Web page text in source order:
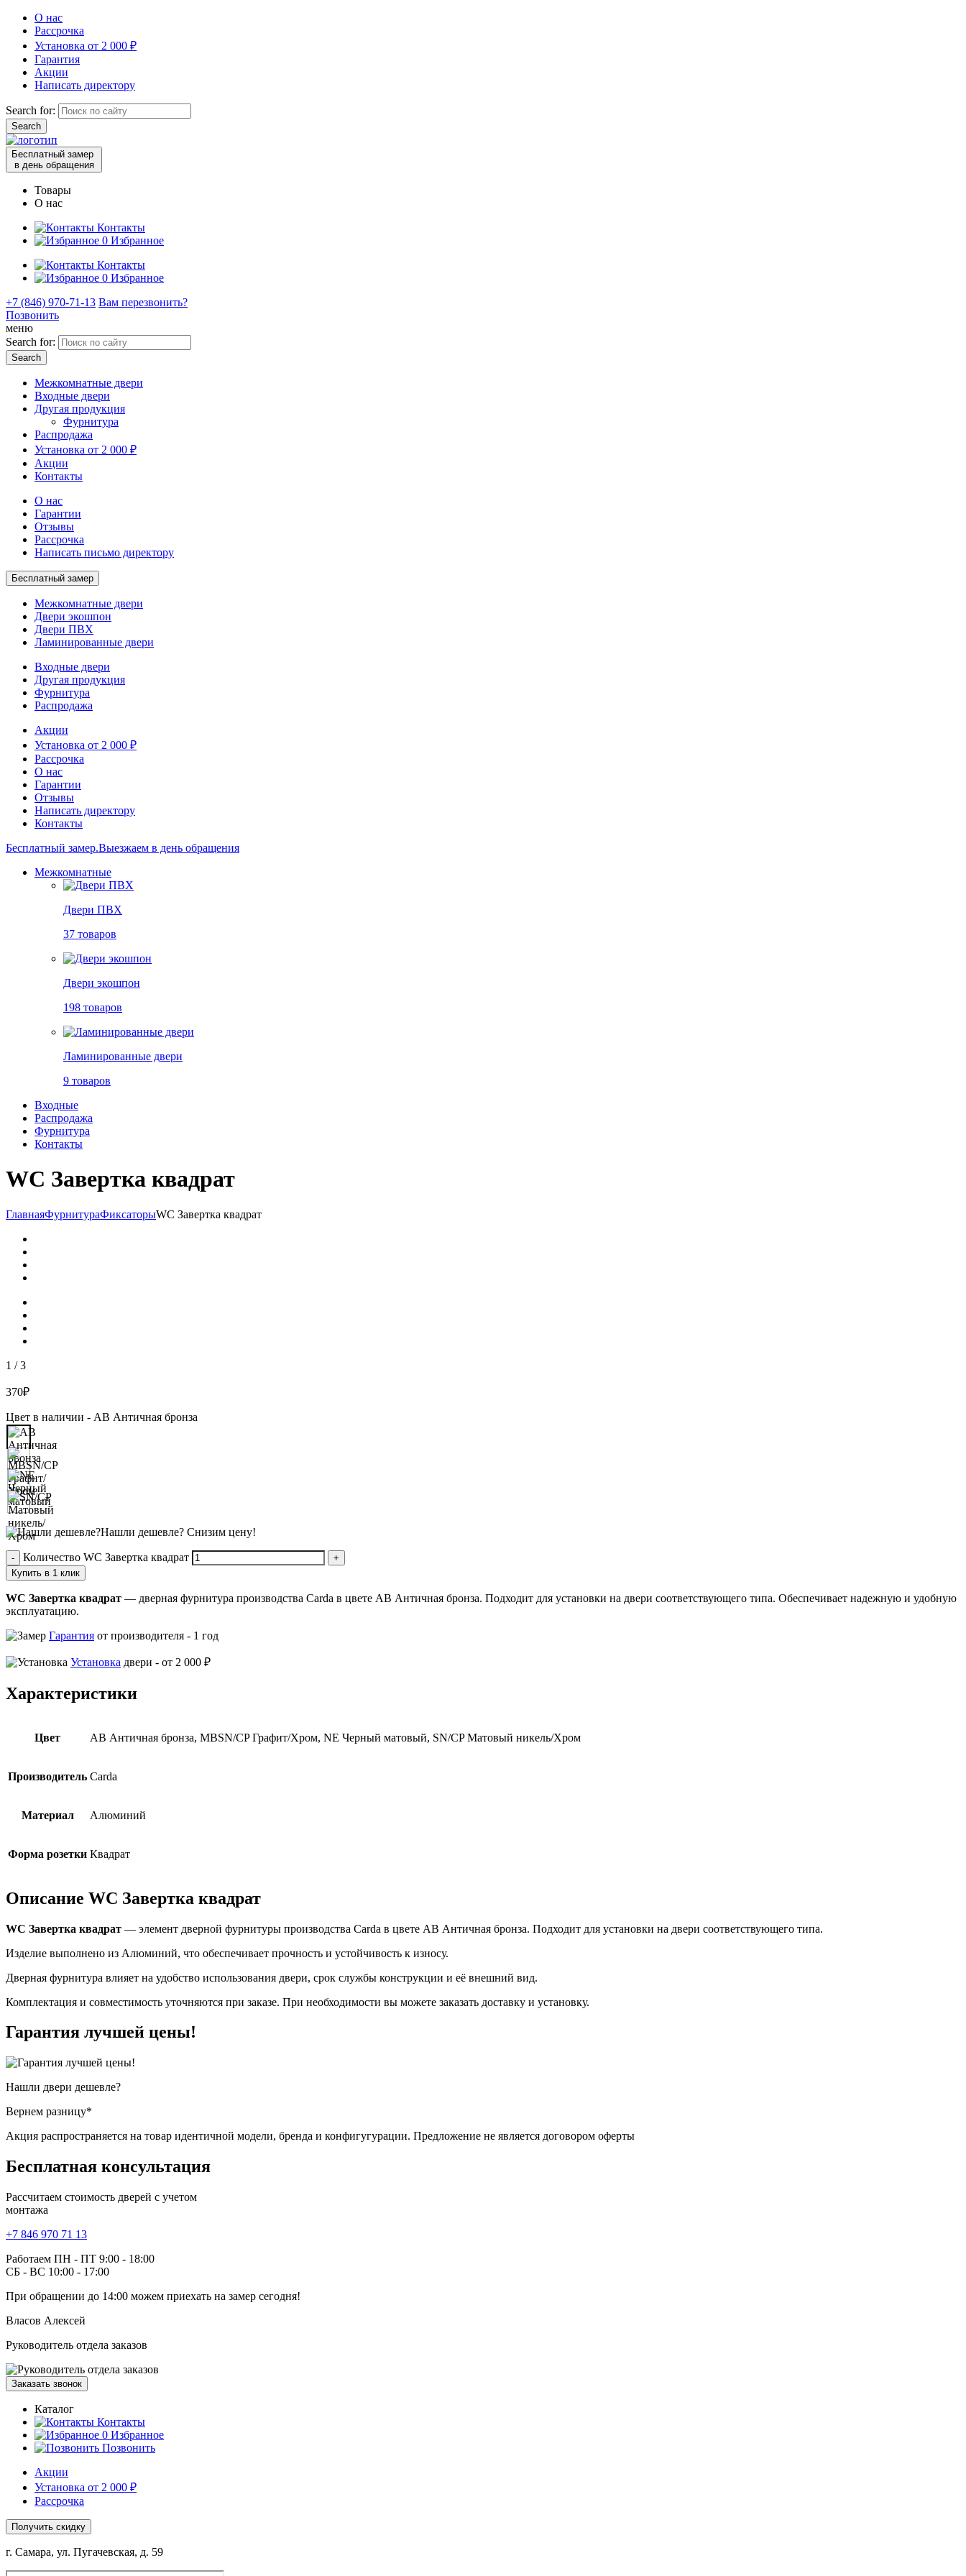
О нас
Рассрочка
Установка от 2 000 ₽
Гарантия
Акции
Написать директору
Search for:
Бесплатный замер
в день обращения
Товары
О нас
Контакты
0 Избранное
Контакты
0 Избранное
+7 (846) 970-71-13 Вам перезвонить?
Позвонить
меню
Search for:
Межкомнатные двери
Входные двери
Другая продукция
Фурнитура
Распродажа
Установка от 2 000 ₽
Акции
Контакты
О нас
Гарантии
Отзывы
Рассрочка
Написать письмо директору
Бесплатный замер
Межкомнатные двери
Двери экошпон
Двери ПВХ
Ламинированные двери
Входные двери
Другая продукция
Фурнитура
Распродажа
Акции
Установка от 2 000 ₽
Рассрочка
О нас
Гарантии
Отзывы
Написать директору
Контакты
Бесплатный замер.Выезжаем в день обращения
Межкомнатные
Двери ПВХ
37 товаров
Двери экошпон
198 товаров
Ламинированные двери
9 товаров
Входные
Распродажа
Фурнитура
Контакты
WC Завертка квадрат
ГлавнаяФурнитураФиксаторыWC Завертка квадрат
1 /3
370₽
Цвет в наличии - AB Античная бронза
Нашли дешевле? Снизим цену!
Количество WC Завертка квадрат
Купить в 1 клик
WC Завертка квадрат — дверная фурнитура производства Carda в цвете AB Античная бронза. Подходит для установки на двери соответствующего типа. Обеспечивает надежную и удобную
эксплуатацию.
Гарантия от производителя - 1 год
Установка двери - от 2 000 ₽
Характеристики
Цвет AB Античная бронза, MBSN/CP Графит/Хром, NE Черный матовый, SN/CP Матовый никель/Хром
Производитель Carda
Материал Алюминий
Форма розетки Квадрат
Описание WC Завертка квадрат
WC Завертка квадрат — элемент дверной фурнитуры производства Carda в цвете AB Античная бронза. Подходит для установки на двери соответствующего типа.
Изделие выполнено из Алюминий, что обеспечивает прочность и устойчивость к износу.
Дверная фурнитура влияет на удобство использования двери, срок службы конструкции и её внешний вид.
Комплектация и совместимость уточняются при заказе. При необходимости вы можете заказать доставку и установку.
Гарантия лучшей цены!
Нашли двери дешевле?
Вернем разницу*
Акция распространяется на товар идентичной модели, бренда и конфигугурации. Предложение не является договором оферты
Бесплатная консультация
Рассчитаем стоимость дверей с учетом
монтажа
+7 846 970 71 13
Работаем ПН - ПТ 9:00 - 18:00
СБ - ВС 10:00 - 17:00
При обращении до 14:00 можем приехать на замер сегодня!
Власов Алексей
Руководитель отдела заказов
Заказать звонок
Каталог
Контакты
0 Избранное
Позвонить
Акции
Установка от 2 000 ₽
Рассрочка
Получить скидку
г. Самара, ул. Пугачевская, д. 59